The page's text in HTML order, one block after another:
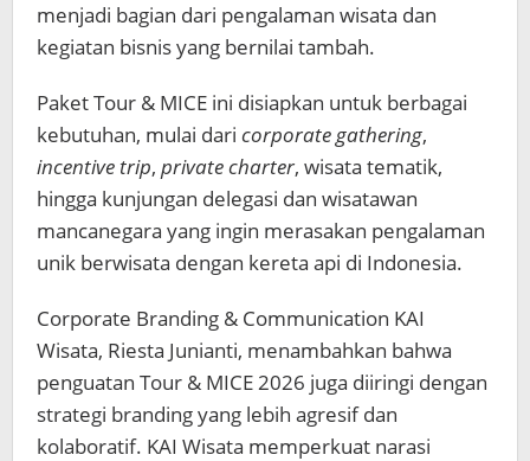
menjadi bagian dari pengalaman wisata dan
kegiatan bisnis yang bernilai tambah.
Paket Tour & MICE ini disiapkan untuk berbagai
kebutuhan, mulai dari corporate gathering,
incentive trip, private charter, wisata tematik,
hingga kunjungan delegasi dan wisatawan
mancanegara yang ingin merasakan pengalaman
unik berwisata dengan kereta api di Indonesia.
Corporate Branding & Communication KAI
Wisata, Riesta Junianti, menambahkan bahwa
penguatan Tour & MICE 2026 juga diiringi dengan
strategi branding yang lebih agresif dan
kolaboratif. KAI Wisata memperkuat narasi